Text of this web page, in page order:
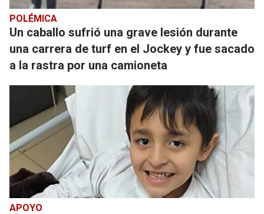
POLÉMICA
Un caballo sufrió una grave lesión durante
una carrera de turf en el Jockey y fue sacado
a la rastra por una camioneta
APOYO